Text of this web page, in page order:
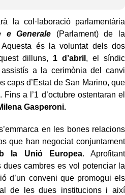
la col·laboració parlamentària
e Generale (Parlament) de la
és la voluntat dels dos
dilluns, 1 d’abril , el síndic
a la cerimònia del canvi
caps d’Estat de San Marino, que
a l’1 d’octubre ostentaran el
Gasperoni.
en les bones relacions
que han negociat conjuntament
la Unió Europea. Aprofitant
cambres es vol potenciar la
d’un conveni que promogui els
de les dues institucions i així